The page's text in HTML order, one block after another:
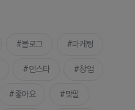
블로그 마케팅
인스타 창업
좋아요 맞팔